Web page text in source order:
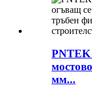
PNTEK
мм...